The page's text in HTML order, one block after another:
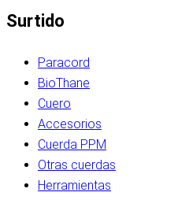
Surtido
Paracord
BioThane
Cuero
Accesorios
Cuerda PPM
Otras cuerdas
Herramientas